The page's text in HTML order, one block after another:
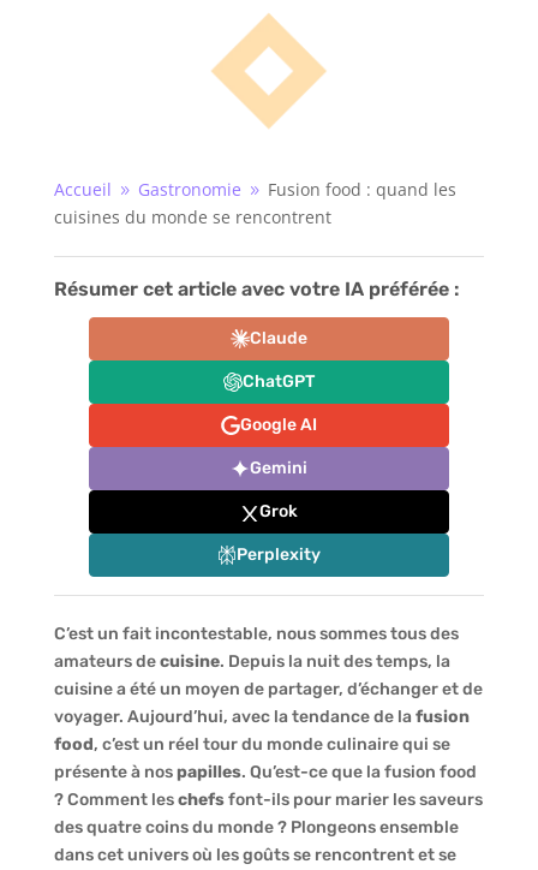
Accueil 9 Gastronomie 9 Fusion food : quand les
cuisines du monde se rencontrent
Résumer cet article avec votre IA préférée :
Claude
ChatGPT
Google AI
Gemini
Grok
Perplexity
C’est un fait incontestable, nous sommes tous des
amateurs decuisine. Depuis la nuit des temps, la
cuisine a été un moyen de partager, d’échanger et de
voyager. Aujourd’hui, avec la tendance de la fusion
food, c’est un réel tour du monde culinaire qui se
présente à nospapilles. Qu’est-ce que la fusion food
? Comment leschefsfont-ils pour marier les saveurs
des quatre coins du monde ? Plongeons ensemble
dans cet univers où les goûts se rencontrent et se